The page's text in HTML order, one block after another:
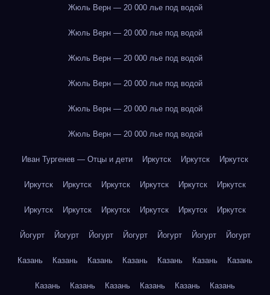
Жюль Верн — 20 000 лье под водой
Жюль Верн — 20 000 лье под водой
Жюль Верн — 20 000 лье под водой
Жюль Верн — 20 000 лье под водой
Жюль Верн — 20 000 лье под водой
Жюль Верн — 20 000 лье под водой
Иван Тургенев — Отцы и дети Иркутск Иркутск Иркутск
Иркутск Иркутск Иркутск Иркутск Иркутск Иркутск
Иркутск Иркутск Иркутск Иркутск Иркутск Иркутск
Йогурт Йогурт Йогурт Йогурт Йогурт Йогурт Йогурт
Казань Казань Казань Казань Казань Казань Казань
Казань Казань Казань Казань Казань Казань